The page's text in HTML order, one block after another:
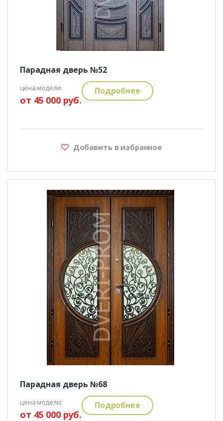
Парадная дверь №52
цена модели:
от 45 000 руб.
Подробнее
Добавить в избранное
Парадная дверь №68
цена модели:
от 45 000 руб.
Подробнее